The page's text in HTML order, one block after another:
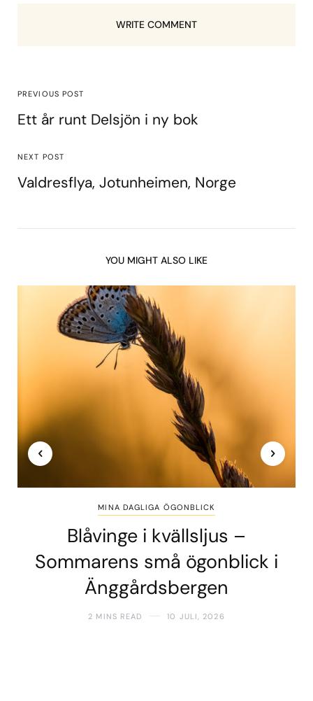
WRITE COMMENT
PREVIOUS POST
Ett år runt Delsjön i ny bok
NEXT POST
Valdresflya, Jotunheimen, Norge
YOU MIGHT ALSO LIKE
MINA DAGLIGA ÖGONBLICK
Blåvinge i kvällsljus –
Sommarens små ögonblick i
Änggårdsbergen
2 MINS READ 10 JULI, 2026